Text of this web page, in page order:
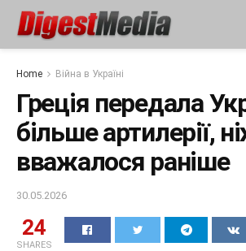
Home Війна в Україні
Греція передала
більше артилерії,
вважалося раніше
30.05.2026
24
SHARES